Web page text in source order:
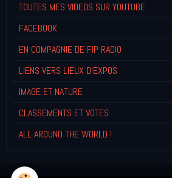
TOUTES MES VIDEOS SUR YOUTUBE
FACEBOOK
EN COMPAGNIE DE FIP RADIO
LIENS VERS LIEUX D'EXPOS
IMAGE ET NATURE
CLASSEMENTS ET VOTES
ALL AROUND THE WORLD !